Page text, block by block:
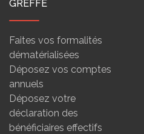
GREFFE
Faites vos formalités
dématérialisées
Déposez vos comptes
annuels
Déposez votre
déclaration des
bénéficiaires effectifs